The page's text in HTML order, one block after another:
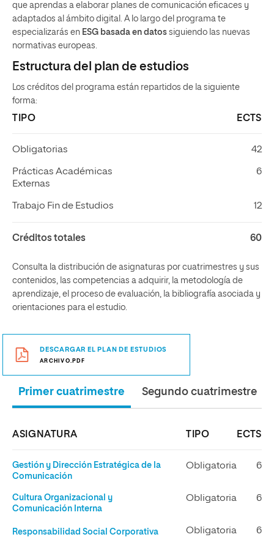
que aprendas a elaborar planes de comunicación eficaces y
adaptados al ámbito digital. A lo largo del programa te
especializarás en ESG basada en datos siguiendo las nuevas
normativas europeas.
Estructura del plan de estudios
Los créditos del programa están repartidos de la siguiente
forma:
TIPO ECTS
Obligatorias 42
Prácticas Académicas
Externas
6
Trabajo Fin de Estudios 12
Créditos totales 60
Consulta la distribución de asignaturas por cuatrimestres y sus
contenidos, las competencias a adquirir, la metodología de
aprendizaje, el proceso de evaluación, la bibliografía asociada y
orientaciones para el estudio.
DESCARGAR EL PLAN DE ESTUDIOS
ARCHIVO.PDF
Primer cuatrimestre Segundo cuatrimestre
ASIGNATURA TIPO ECTS
Gestión y Dirección Estratégica de la
Comunicación
Obligatoria 6
Cultura Organizacional y
Comunicación Interna
Obligatoria 6
Responsabilidad Social Corporativa Obligatoria 6